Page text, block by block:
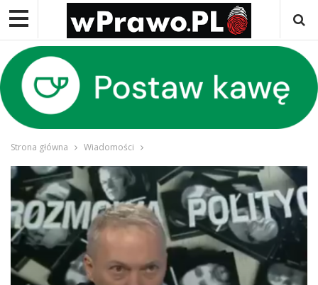
Strona główna Wiadomości